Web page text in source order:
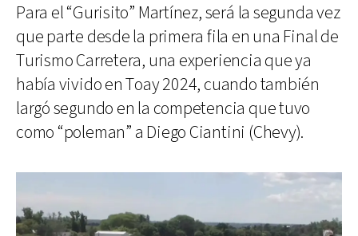
Para el “Gurisito” Martínez, será la segunda vez
que parte desde la primera fila en una Final de
Turismo Carretera, una experiencia que ya
había vivido en Toay 2024, cuando también
largó segundo en la competencia que tuvo
como “poleman” a Diego Ciantini (Chevy).